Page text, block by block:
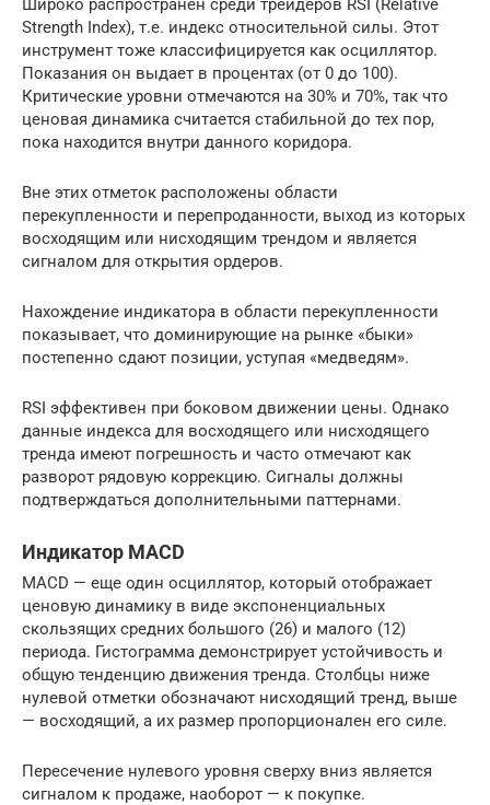
Широко распространен среди трейдеров RSI (Relative
Strength Index), т.е. индекс относительной силы. Этот
инструмент тоже классифицируется как осциллятор.
Показания он выдает в процентах (от 0 до 100).
Критические уровни отмечаются на 30% и 70%, так что
ценовая динамика считается стабильной до тех пор,
пока находится внутри данного коридора.
Вне этих отметок расположены области
перекупленности и перепроданности, выход из которых
восходящим или нисходящим трендом и является
сигналом для открытия ордеров.
Нахождение индикатора в области перекупленности
показывает, что доминирующие на рынке «быки»
постепенно сдают позиции, уступая «медведям».
RSI эффективен при боковом движении цены. Однако
данные индекса для восходящего или нисходящего
тренда имеют погрешность и часто отмечают как
разворот рядовую коррекцию. Сигналы должны
подтверждаться дополнительными паттернами.
Индикатор MACD
MACD — еще один осциллятор, который отображает
ценовую динамику в виде экспоненциальных
скользящих средних большого (26) и малого (12)
периода. Гистограмма демонстрирует устойчивость и
общую тенденцию движения тренда. Столбцы ниже
нулевой отметки обозначают нисходящий тренд, выше
— восходящий, а их размер пропорционален его силе.
Пересечение нулевого уровня сверху вниз является
сигналом к продаже, наоборот — к покупке.